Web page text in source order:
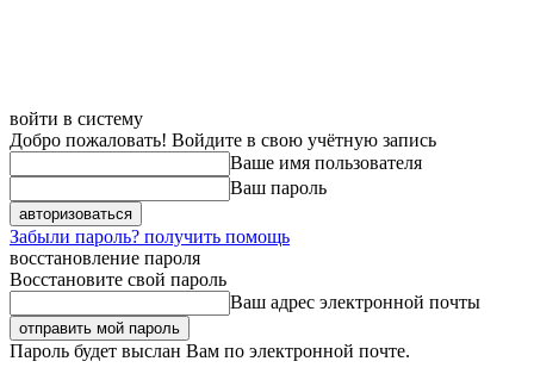
войти в систему
Добро пожаловать! Войдите в свою учётную запись
Ваше имя пользователя
Ваш пароль
Забыли пароль? получить помощь
восстановление пароля
Восстановите свой пароль
Ваш адрес электронной почты
Пароль будет выслан Вам по электронной почте.